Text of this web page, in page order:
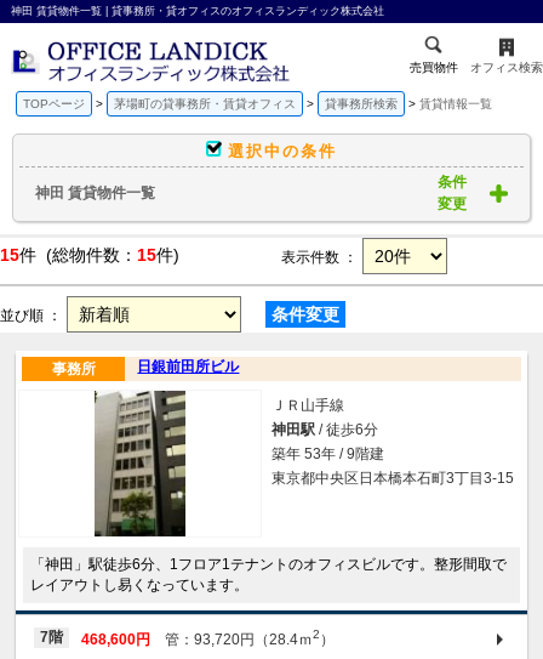
神田 賃貸物件一覧 | 貸事務所・貸オフィスのオフィスランディック株式会社
売買物件 オフィス検索
TOPページ 茅場町の貸事務所・賃貸オフィス 貸事務所検索 賃貸情報一覧
選択中の条件
神田 賃貸物件一覧
条件
変更
15件 (総物件数： 15件) 表示件数 ：
並び順 ： 条件変更
日銀前田所ビル
事務所
ＪＲ山手線
神田駅 / 徒歩6分
築年 53年 / 9階建
東京都中央区日本橋本石町3丁目3-15
「神田」駅徒歩6分、1フロア1テナントのオフィスビルです。整形間取で
レイアウトし易くなっています。
7階 468,600円 管：93,720円（28.4ｍ2 ）